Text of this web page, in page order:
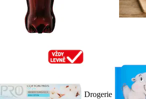
Drogerie